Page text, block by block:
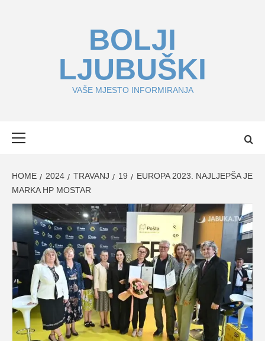
BOLJI
LJUBUŠKI
VAŠE MJESTO INFORMIRANJA
HOME 2024 TRAVANJ 19
EUROPA 2023. NAJLJEPŠA JE
MARKA HP MOSTAR